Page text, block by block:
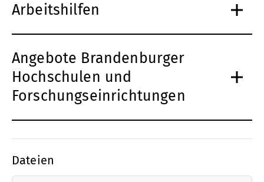
Arbeitshilfen
Angebote Brandenburger
Hochschulen und
Forschungseinrichtungen
Dateien